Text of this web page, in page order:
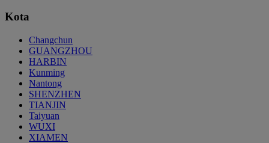
Kota
Changchun
GUANGZHOU
HARBIN
Kunming
Nantong
SHENZHEN
TIANJIN
Taiyuan
WUXI
XIAMEN